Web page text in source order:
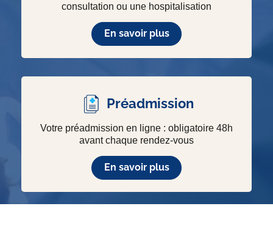
consultation ou une hospitalisation
En savoir plus
Préadmission
Votre préadmission en ligne : obligatoire 48h
avant chaque rendez-vous
En savoir plus